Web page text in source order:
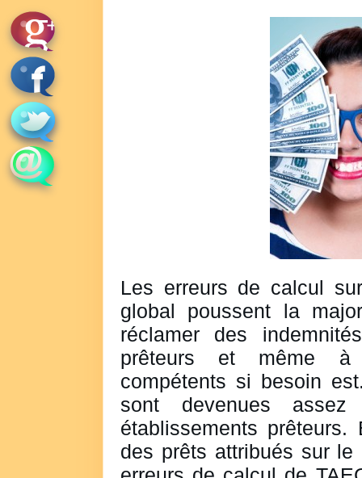
Les erreurs de calcul
global poussent la
réclamer des
prêteurs et même à
compétents si besoin
sont devenues
établissements
des prêts attribués sur le